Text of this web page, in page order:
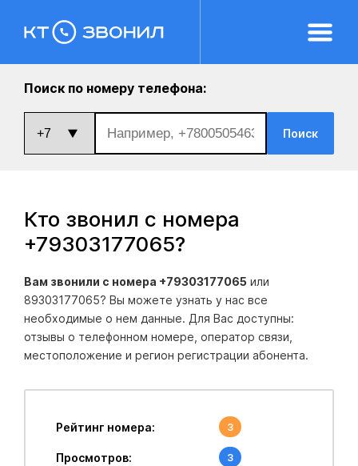
Поиск по номеру телефона:
Поиск
Кто звонил с номера
+79303177065?
Вам звонили с номера +79303177065 или
89303177065? Вы можете узнать у нас все
необходимые о нем данные. Для Вас доступны:
отзывы о телефонном номере, оператор связи,
местоположение и регион регистрации абонента.
Рейтинг номера: 3
Просмотров: 3